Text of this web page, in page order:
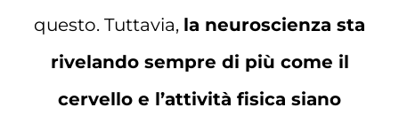
questo. Tuttavia, la neuroscienza sta
rivelando sempre di più come il
cervello e l’attività fisica siano